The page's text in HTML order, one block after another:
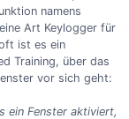
namens
Art Keylogger für
ist es ein
Training, über das
vor sich geht:
ein Fenster aktiviert,